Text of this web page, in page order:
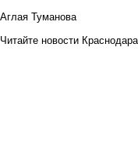
Аглая Туманова
Читайте новости